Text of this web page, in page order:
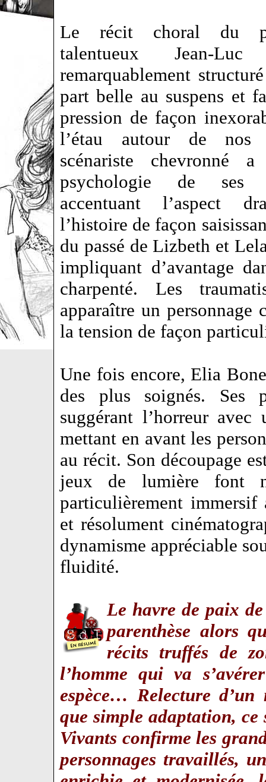
Le récit choral du
talentueux Jean-
remarquablement
part belle au suspens et
pression de façon
l’étau autour de
scénariste chevronné
psychologie de ses
accentuant l’aspect
l’histoire de façon
du passé de Lizbeth et
impliquant d’avantage
charpenté. Les
apparaître un personnage
la tension de façon
Une fois encore, Elia
des plus soignés. Ses
suggérant l’horreur
mettant en avant les
au récit. Son découpage
jeux de lumière font
particulièrement immersif
et résolument
dynamisme appréciable
fluidité.
Le havre de paix
parenthèse alors
récits truffés de
l’homme qui va
espèce… Relecture
que simple adaptation,
Vivants confirme les
personnages travaillés,